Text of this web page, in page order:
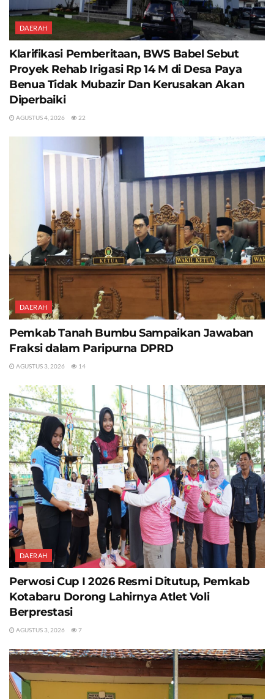
DAERAH
Klarifikasi Pemberitaan, BWS Babel Sebut
Proyek Rehab Irigasi Rp 14 M di Desa Paya
Benua Tidak Mubazir Dan Kerusakan Akan
Diperbaiki
AGUSTUS 4, 2026 22
DAERAH
Pemkab Tanah Bumbu Sampaikan Jawaban
Fraksi dalam Paripurna DPRD
AGUSTUS 3, 2026 14
DAERAH
Perwosi Cup I 2026 Resmi Ditutup, Pemkab
Kotabaru Dorong Lahirnya Atlet Voli
Berprestasi
AGUSTUS 3, 2026 7